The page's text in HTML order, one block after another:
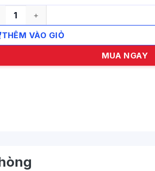
lá dọc văn phòng chống nắng số lượng
THÊM VÀO GIỎ
MUA NGAY